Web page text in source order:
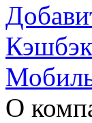
Кэшбэк
О